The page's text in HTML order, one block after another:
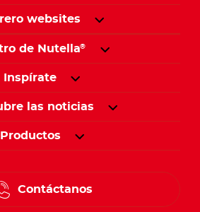
websites
de Nutella®
Inspírate
las noticias
Productos
Contáctanos